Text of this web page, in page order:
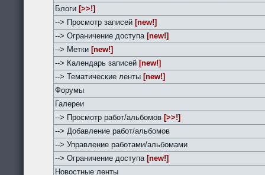
Блоги [>>!]
--> Просмотр записей [new!]
--> Ограничение доступа [new!]
--> Метки [new!]
--> Календарь записей [new!]
--> Тематические ленты [new!]
Форумы
Галереи
--> Просмотр работ/альбомов [>>!]
--> Добавление работ/альбомов
--> Управление работами/альбомами
--> Ограничение доступа [new!]
Новостные ленты